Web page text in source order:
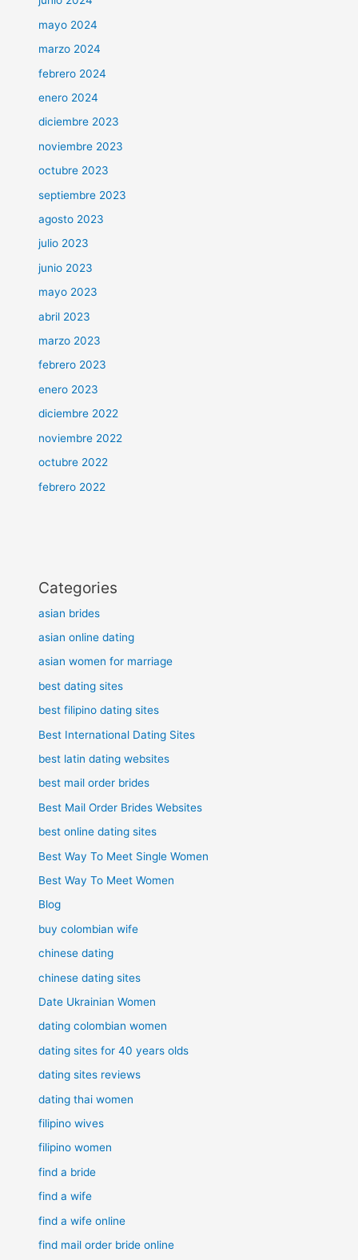
mayo 2024
marzo 2024
febrero 2024
enero 2024
diciembre 2023
noviembre 2023
octubre 2023
septiembre 2023
agosto 2023
julio 2023
junio 2023
mayo 2023
abril 2023
marzo 2023
febrero 2023
enero 2023
diciembre 2022
noviembre 2022
octubre 2022
febrero 2022
Categories
asian brides
asian online dating
asian women for marriage
best dating sites
best filipino dating sites
Best International Dating Sites
best latin dating websites
best mail order brides
Best Mail Order Brides Websites
best online dating sites
Best Way To Meet Single Women
Best Way To Meet Women
Blog
buy colombian wife
chinese dating
chinese dating sites
Date Ukrainian Women
dating colombian women
dating sites for 40 years olds
dating sites reviews
dating thai women
filipino wives
filipino women
find a bride
find a wife
find a wife online
find mail order bride online